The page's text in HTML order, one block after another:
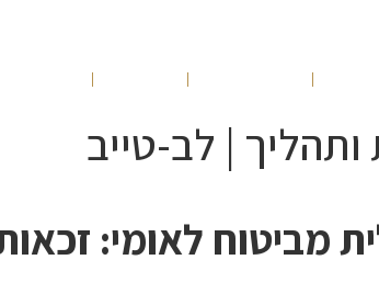
| לב-טייב
מביטוח לאומי: